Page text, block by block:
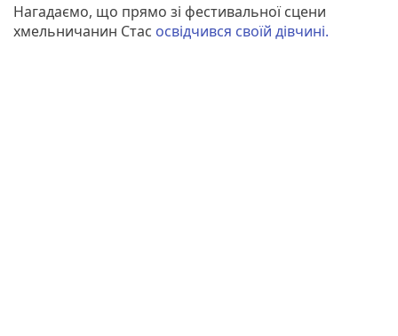
Нагадаємо, що прямо зі фестивальної сцени
хмельничанин Стас освідчився своїй дівчині.